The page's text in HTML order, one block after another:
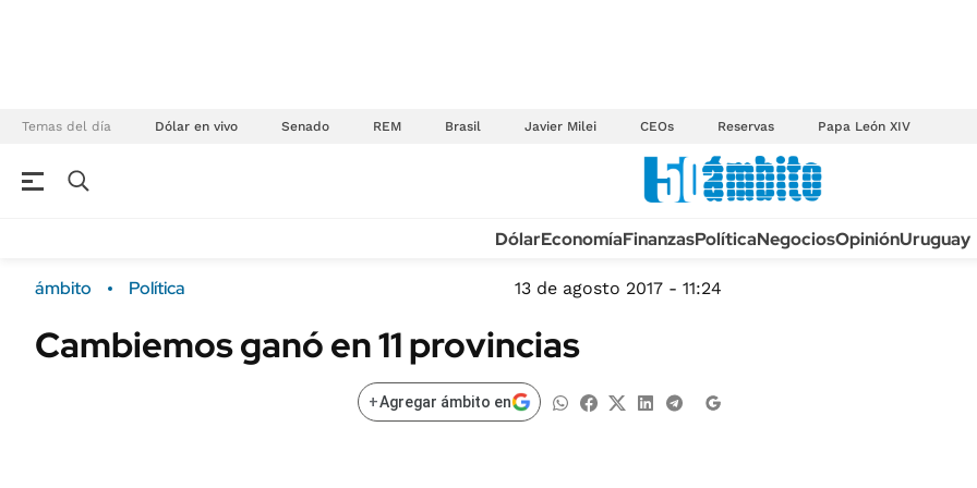
Temas del día Dólar en vivo Senado REM Brasil Javier Milei CEOs Reservas Papa León XIV
Campo Sustentabilidad
ENERGY REPORT
TECNOLOGÍA
MÉXICO
MUNDO
INFORMACIÓN GENERAL
DólarEconomíaFinanzasPolíticaNegociosOpiniónUruguay
ámbito Política 13 de agosto 2017 - 11:24
Cambiemos ganó en 11 provincias
+Agregar ámbito en